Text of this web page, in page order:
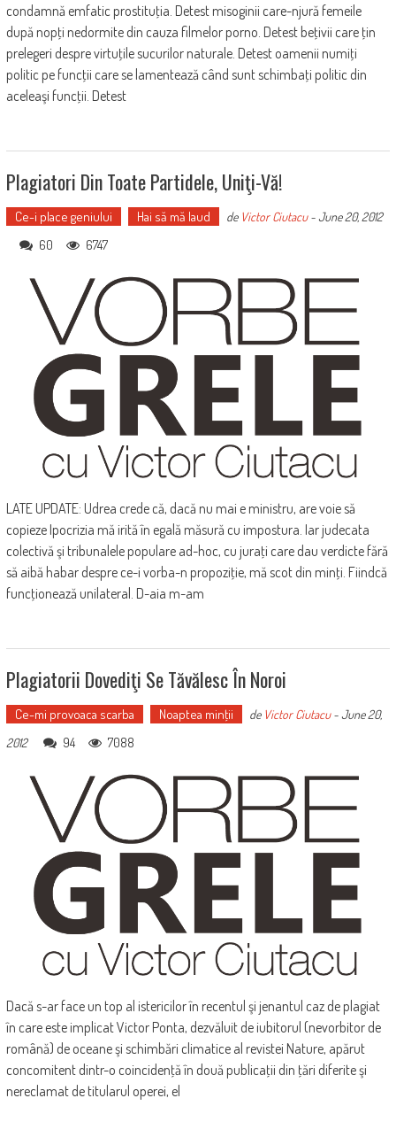
condamnă emfatic prostituţia. Detest misoginii care-njură femeile
după nopţi nedormite din cauza filmelor porno. Detest beţivii care ţin
prelegeri despre virtuţile sucurilor naturale. Detest oamenii numiţi
politic pe funcţii care se lamentează când sunt schimbaţi politic din
aceleaşi funcţii. Detest
Plagiatori Din Toate Partidele, Uniţi-Vă!
Ce-i place geniului Hai să mă laud de Victor Ciutacu-June 20, 2012
60 6747
LATE UPDATE: Udrea crede că, dacă nu mai e ministru, are voie să
copieze Ipocrizia mă irită în egală măsură cu impostura. Iar judecata
colectivă şi tribunalele populare ad-hoc, cu juraţi care dau verdicte fără
să aibă habar despre ce-i vorba-n propoziţie, mă scot din minţi. Fiindcă
funcţionează unilateral. D-aia m-am
Plagiatorii Dovediţi Se Tăvălesc În Noroi
Ce-mi provoaca scarba Noaptea minţii de Victor Ciutacu-June 20,
2012
94 7088
Dacă s-ar face un top al istericilor în recentul şi jenantul caz de plagiat
în care este implicat Victor Ponta, dezvăluit de iubitorul (nevorbitor de
română) de oceane şi schimbări climatice al revistei Nature, apărut
concomitent dintr-o coincidenţă în două publicaţii din ţări diferite şi
nereclamat de titularul operei, el